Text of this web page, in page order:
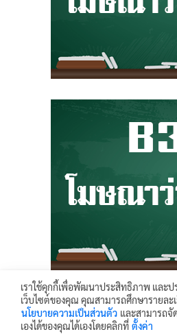
Krunhongonline.com © 2017 -
ครูหน่องออนไลน์ เว็บไซต์ข้อมูล ข่าวสาร เพื่อ
เราใช้คุกกี้เพื่อพัฒนาประสิทธิภาพ และ
เว็บไซต์ของคุณ คุณสามารถศึกษารายละ
นโยบายความเป็นส่วนตัว และสามารถจั
เองได้ของคุณได้เองโดยคลิกที่ ตั้งค่า